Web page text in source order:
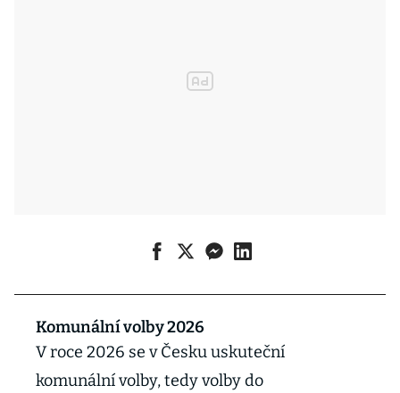
Komunální volby 2026
V roce 2026 se v Česku uskuteční
komunální volby, tedy volby do